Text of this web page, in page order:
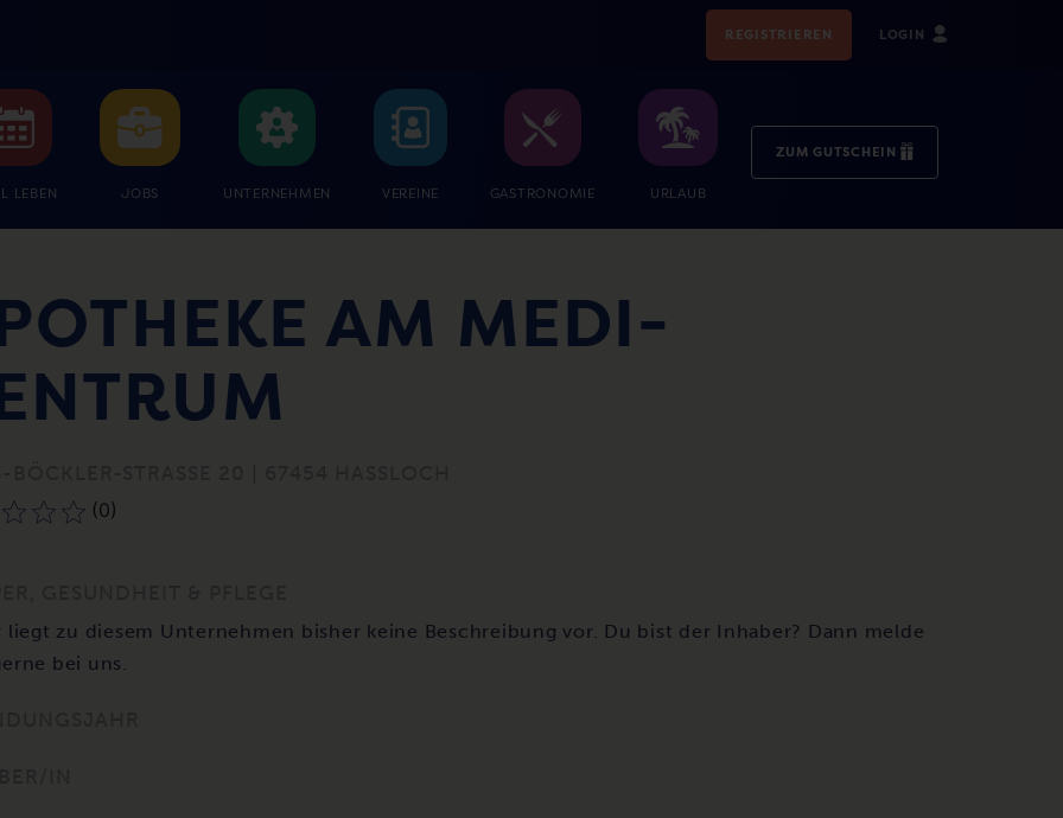
REGISTRIEREN LOGIN
LEBEN JOBS UNTERNEHMEN VEREINE GASTRONOMIE URLAUB
ZUM GUTSCHEIN
AM MEDI-
(0)
liegt zu diesem Unternehmen bisher keine Beschreibung vor. Du bist der Inhaber? Dann melde
bei uns.